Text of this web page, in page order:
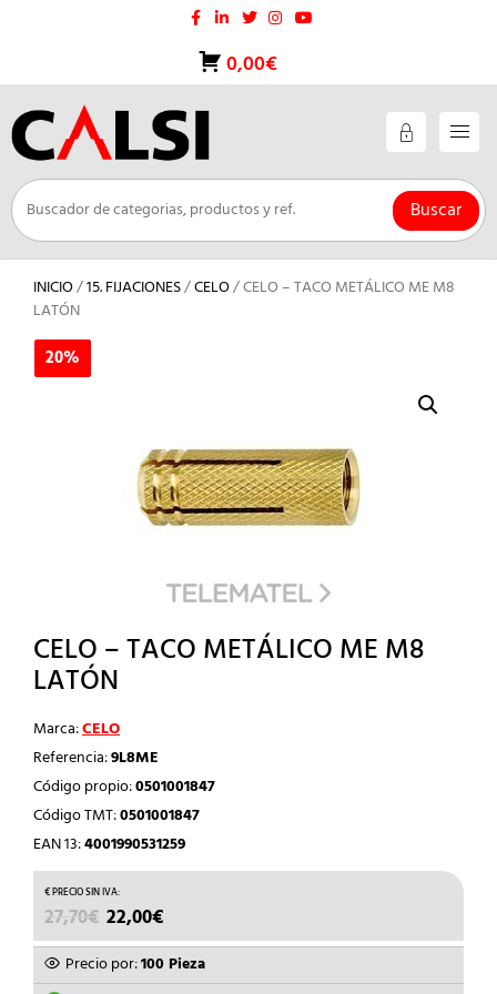
0,00€
Buscar
INICIO/15. FIJACIONES/CELO/ CELO – TACO METÁLICO ME M8
LATÓN
20%
CELO – TACO METÁLICO ME M8
LATÓN
Marca:CELO
Referencia:9L8ME
Código propio:0501001847
Código TMT:0501001847
EAN 13:4001990531259
27,70€ EL
PRECIO
ORIGINAL
ERA:
22,00€
PRECIO
ACTUAL
ES:
Precio por:100 Pieza
20%